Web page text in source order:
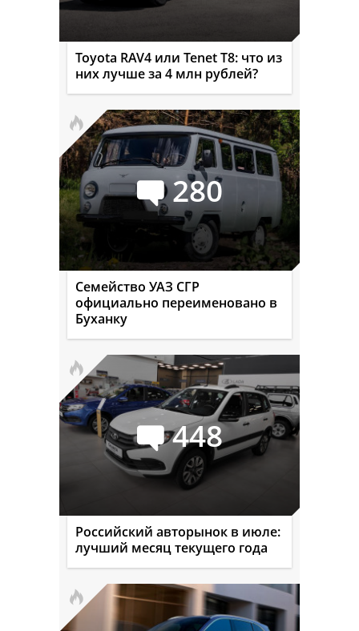
Toyota RAV4 или Tenet T8: что из
них лучше за 4 млн рублей?
280
Семейство УАЗ СГР
официально переименовано в
Буханку
448
Российский авторынок в июле:
лучший месяц текущего года